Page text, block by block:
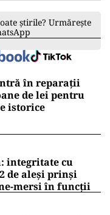
știrile? Urmărește
în reparații
de lei pentru
istorice
integritate cu
de aleși prinși
mersi în funcții